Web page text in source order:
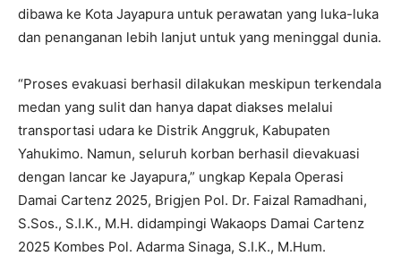
dibawa ke Kota Jayapura untuk perawatan yang luka-luka
dan penanganan lebih lanjut untuk yang meninggal dunia.
“Proses evakuasi berhasil dilakukan meskipun terkendala
medan yang sulit dan hanya dapat diakses melalui
transportasi udara ke Distrik Anggruk, Kabupaten
Yahukimo. Namun, seluruh korban berhasil dievakuasi
dengan lancar ke Jayapura,” ungkap Kepala Operasi
Damai Cartenz 2025, Brigjen Pol. Dr. Faizal Ramadhani,
S.Sos., S.I.K., M.H. didampingi Wakaops Damai Cartenz
2025 Kombes Pol. Adarma Sinaga, S.I.K., M.Hum.